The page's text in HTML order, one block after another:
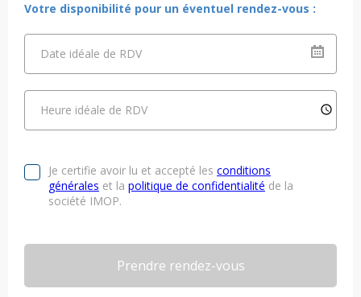
Votre disponibilité pour un éventuel rendez-vous :
Date idéale de RDV
Heure idéale de RDV
Je certifie avoir lu et accepté les conditions
générales et la politique de confidentialité de la
société IMOP.